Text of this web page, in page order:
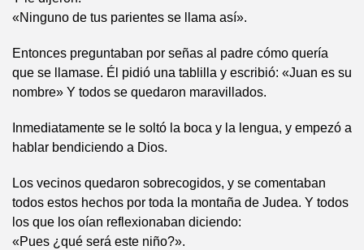
«Ninguno de tus parientes se llama así».
Entonces preguntaban por señas al padre cómo quería
que se llamase. Él pidió una tablilla y escribió: «Juan es su
nombre» Y todos se quedaron maravillados.
Inmediatamente se le soltó la boca y la lengua, y empezó a
hablar bendiciendo a Dios.
Los vecinos quedaron sobrecogidos, y se comentaban
todos estos hechos por toda la montaña de Judea. Y todos
los que los oían reflexionaban diciendo:
«Pues ¿qué será este niño?».